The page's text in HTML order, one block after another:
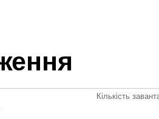
Кількість